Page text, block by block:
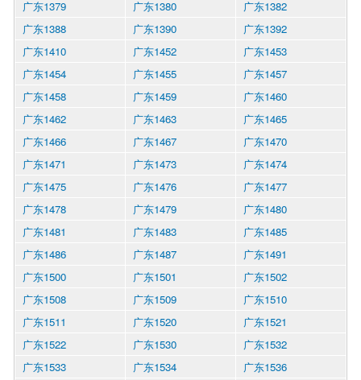
广东1379 广东1380
广东1382
广东1388
广东1390
广东1392
广东1410
广东1452
广东1453
广东1454
广东1455
广东1457
广东1458
广东1459
广东1460
广东1462
广东1463
广东1465
广东1466
广东1467
广东1470
广东1471
广东1473
广东1474
广东1475
广东1476
广东1477
广东1478
广东1479
广东1480
广东1481
广东1483
广东1485
广东1486
广东1487
广东1491
广东1500
广东1501
广东1502
广东1508
广东1509
广东1510
广东1511
广东1520
广东1521
广东1522
广东1530
广东1532
广东1533
广东1534
广东1536